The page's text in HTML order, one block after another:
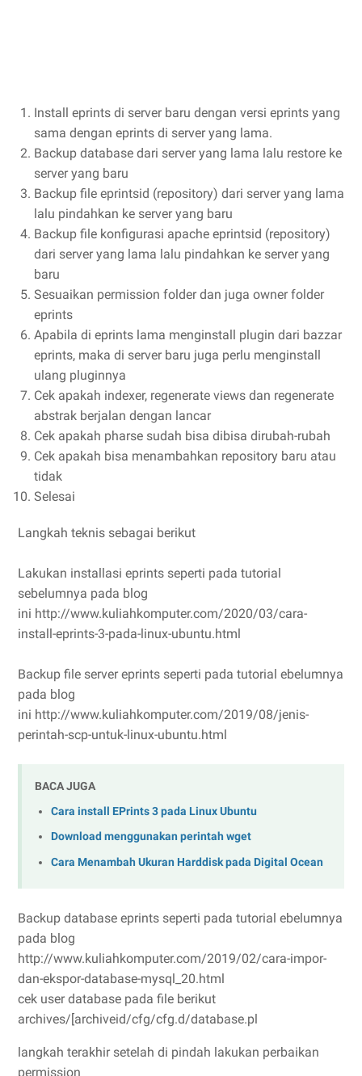
Install eprints di server baru dengan versi eprints yang
sama dengan eprints di server yang lama.
Backup database dari server yang lama lalu restore ke
server yang baru
Backup file eprintsid (repository) dari server yang lama
lalu pindahkan ke server yang baru
Backup file konfigurasi apache eprintsid (repository)
dari server yang lama lalu pindahkan ke server yang
baru
Sesuaikan permission folder dan juga owner folder
eprints
Apabila di eprints lama menginstall plugin dari bazzar
eprints, maka di server baru juga perlu menginstall
ulang pluginnya
Cek apakah indexer, regenerate views dan regenerate
abstrak berjalan dengan lancar
Cek apakah pharse sudah bisa dibisa dirubah-rubah
Cek apakah bisa menambahkan repository baru atau
tidak
Selesai
Langkah teknis sebagai berikut
Lakukan installasi eprints seperti pada tutorial
sebelumnya pada blog
ini http://www.kuliahkomputer.com/2020/03/cara-
install-eprints-3-pada-linux-ubuntu.html
Backup file server eprints seperti pada tutorial ebelumnya
pada blog
ini http://www.kuliahkomputer.com/2019/08/jenis-
perintah-scp-untuk-linux-ubuntu.html
BACA JUGA
Cara install EPrints 3 pada Linux Ubuntu
Download menggunakan perintah wget
Cara Menambah Ukuran Harddisk pada Digital Ocean
Backup database eprints seperti pada tutorial ebelumnya
pada blog
http://www.kuliahkomputer.com/2019/02/cara-impor-
dan-ekspor-database-mysql_20.html
cek user database pada file berikut
archives/[archiveid/cfg/cfg.d/database.pl
langkah terakhir setelah di pindah lakukan perbaikan
permission